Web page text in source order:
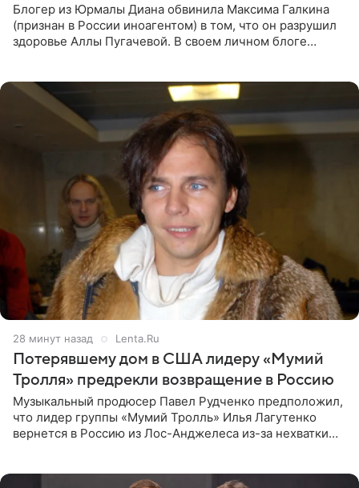
Блогер из Юрмалы Диана обвинила Максима Галкина
(признан в России иноагентом) в том, что он разрушил
здоровье Аллы Пугачевой. В своем личном блоге
28 минут назад Lenta.Ru
Потерявшему дом в США лидеру «Мумий
Тролля» предрекли возвращение в Россию
Музыкальный продюсер Павел Рудченко предположил,
что лидер группы «Мумий Тролль» Илья Лагутенко
вернется в Россию из Лос-Анджелеса из-за нехватки